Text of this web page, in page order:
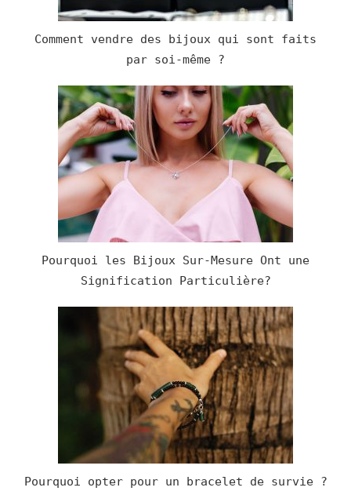
Comment vendre des bijoux qui sont faits
par soi-même ?
Pourquoi les Bijoux Sur-Mesure Ont une
Signification Particulière?
Pourquoi opter pour un bracelet de survie ?